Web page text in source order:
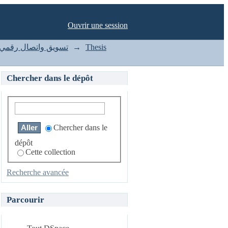
Ouvrir une session
Marketing and Communication Digitale تسويق واتصال رقمي →
Thesis
Chercher dans le dépôt
Chercher dans le
dépôt
Cette collection
Recherche avancée
Parcourir